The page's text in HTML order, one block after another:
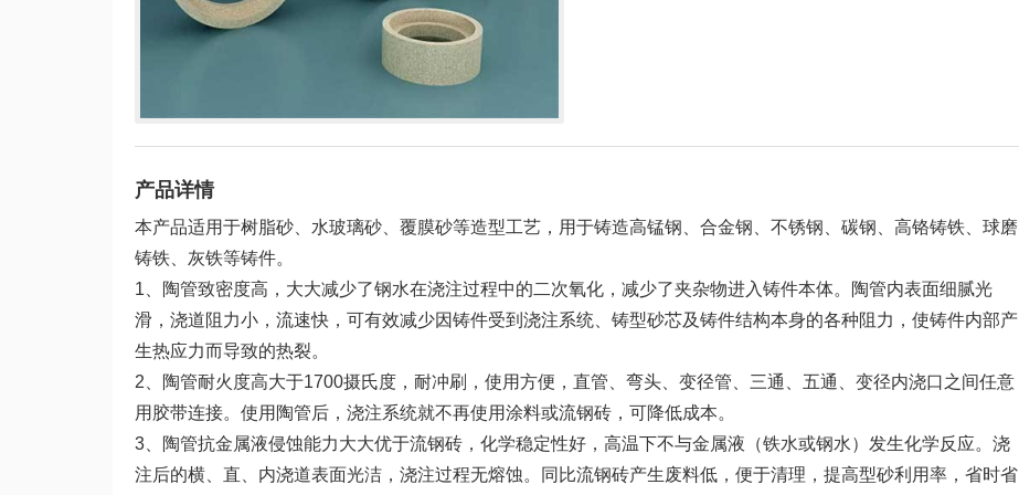
产品详情
本产品适用于树脂砂、水玻璃砂、覆膜砂等造型工艺，用于铸造高锰钢、合金钢、不锈钢、碳钢、高铬铸铁、球磨
铸铁、灰铁等铸件。
1、陶管致密度高，大大减少了钢水在浇注过程中的二次氧化，减少了夹杂物进入铸件本体。陶管内表面细腻光
滑，浇道阻力小，流速快，可有效减少因铸件受到浇注系统、铸型砂芯及铸件结构本身的各种阻力，使铸件内部产
生热应力而导致的热裂。
2、陶管耐火度高大于1700摄氏度，耐冲刷，使用方便，直管、弯头、变径管、三通、五通、变径内浇口之间任意
用胶带连接。使用陶管后，浇注系统就不再使用涂料或流钢砖，可降低成本。
3、陶管抗金属液侵蚀能力大大优于流钢砖，化学稳定性好，高温下不与金属液（铁水或钢水）发生化学反应。浇
注后的横、直、内浇道表面光洁，浇注过程无熔蚀。同比流钢砖产生废料低，便于清理，提高型砂利用率，省时省